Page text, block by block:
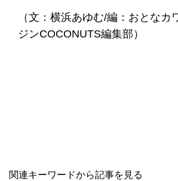
（文：横浜あゆむ/編：おとなカ
ジンCOCONUTS編集部）
関連キーワードから記事を見る